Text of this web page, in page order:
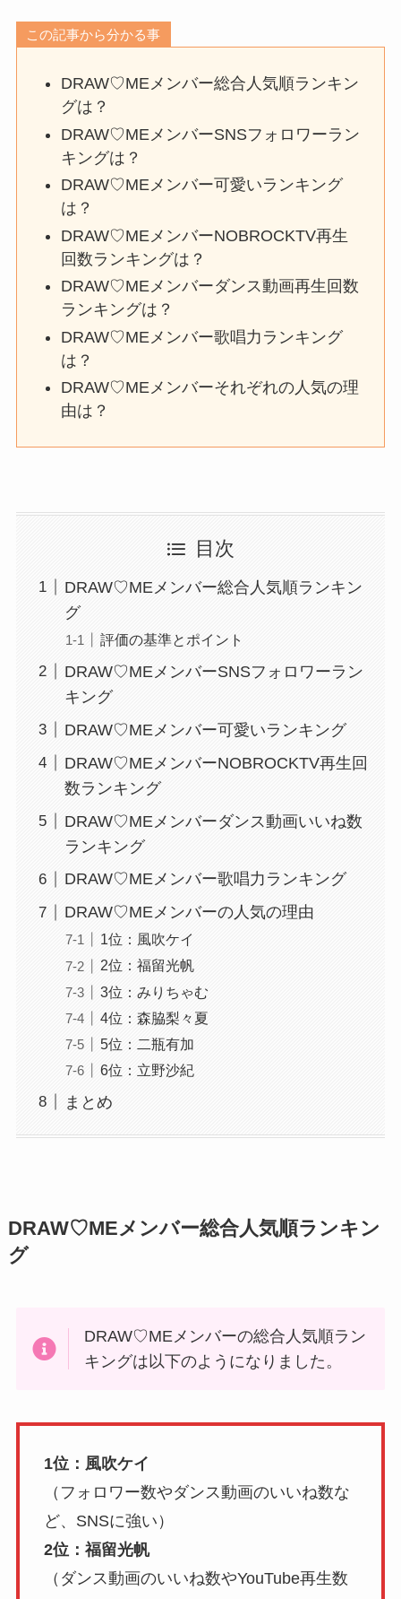
この記事から分かる事
DRAW♡MEメンバー総合人気順ランキン
グは？
DRAW♡MEメンバーSNSフォロワーラン
キングは？
DRAW♡MEメンバー可愛いランキング
は？
DRAW♡MEメンバーNOBROCKTV再生
回数ランキングは？
DRAW♡MEメンバーダンス動画再生回数
ランキングは？
DRAW♡MEメンバー歌唱力ランキング
は？
DRAW♡MEメンバーそれぞれの人気の理
由は？
目次
DRAW♡MEメンバー総合人気順ランキン
グ
評価の基準とポイント
DRAW♡MEメンバーSNSフォロワーラン
キング
DRAW♡MEメンバー可愛いランキング
DRAW♡MEメンバーNOBROCKTV再生回
数ランキング
DRAW♡MEメンバーダンス動画いいね数
ランキング
DRAW♡MEメンバー歌唱力ランキング
DRAW♡MEメンバーの人気の理由
1位：風吹ケイ
2位：福留光帆
3位：みりちゃむ
4位：森脇梨々夏
5位：二瓶有加
6位：立野沙紀
まとめ
DRAW♡MEメンバー総合人気順ランキン
グ
DRAW♡MEメンバーの総合人気順ラン
キングは以下のようになりました。
1位：風吹ケイ
（フォロワー数やダンス動画のいいね数な
ど、SNSに強い）
2位：福留光帆
（ダンス動画のいいね数やYouTube再生数